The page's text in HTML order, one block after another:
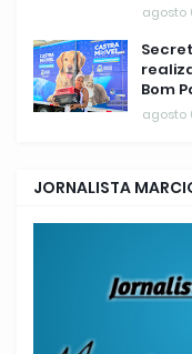
agosto
Bom
agosto
JORNALISTA